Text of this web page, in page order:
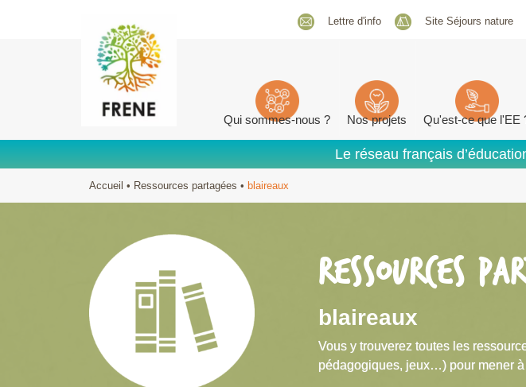
Lettre d'info Site Séjours nature
Qui sommes-nous ? Nos projets Qu'est-ce que l'EE
Le réseau français
Accueil • Ressources partagées • blaireaux
RESSOURCES
blaireaux
Vous y trouverez toutes les
pédagogiques, jeux…) pour mener